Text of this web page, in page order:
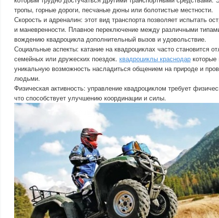
тропы, горные дороги, песчаные дюны или болотистые местности.
Скорость и адреналин: этот вид транспорта позволяет испытать
и маневренности. Плавное переключение между различными
вождению квадроцикла дополнительный вызов и удовольствие.
Социальные аспекты: катание на квадроциклах часто становится
семейных или дружеских поездок. квадроциклы краснодар которые
уникальную возможность насладиться общением на природе и
людьми.
Физическая активность: управление квадроциклом требует
что способствует улучшению координации и силы.